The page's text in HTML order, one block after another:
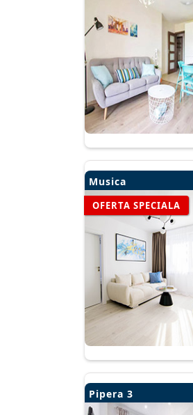
Musica
OFERTA SPECIALA
Pipera 3